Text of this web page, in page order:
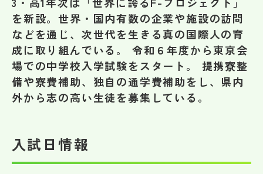
運営会社
を新設。世界・国内有数の企業や施設の訪問
などを通じ、次世代を生きる真の国際人の育
成に取り組んでいる。 令和６年度から東京会
場での中学校入学試験をスタート。 提携寮整
備や寮費補助、独自の通学費補助をし、県内
外から志の高い生徒を募集している。
入試日情報